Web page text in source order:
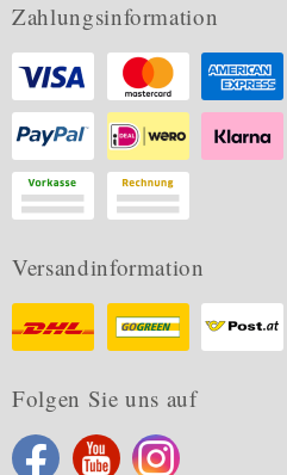
Zahlungsinformation
Versandinformation
Folgen Sie uns auf